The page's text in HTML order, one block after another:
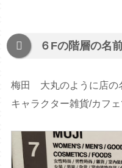
６Fの階層の名
梅田 大丸のように店の
キャラクター雑貨/カフ